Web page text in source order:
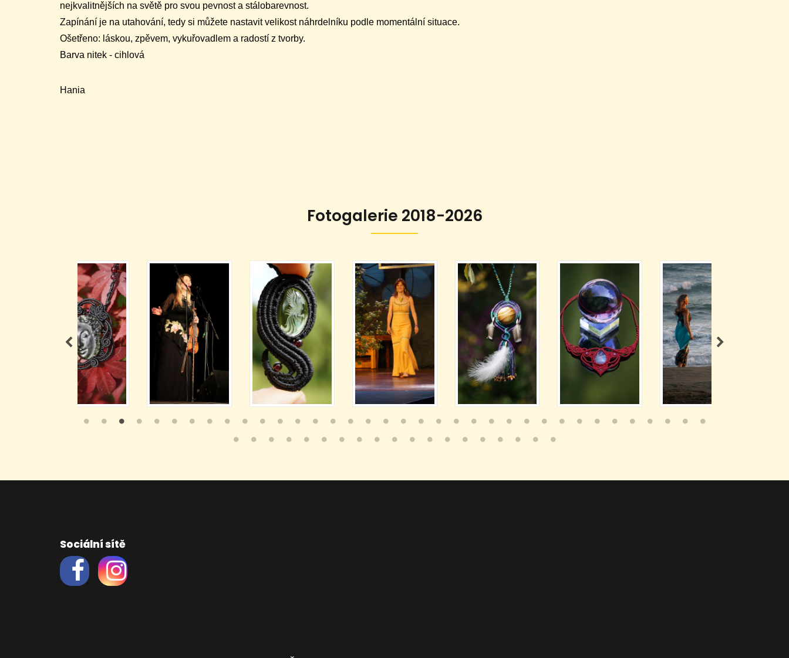
nejkvalitnějších na světě pro svou pevnost a stálobarevnost.
Zapínání je na utahování, tedy si můžete nastavit velikost náhrdelníku podle momentální situace.
Ošetřeno: láskou, zpěvem, vykuřovadlem a radostí z tvorby.
Barva nitek - cihlová
Hania
Fotogalerie 2018-2026
Sociální sítě